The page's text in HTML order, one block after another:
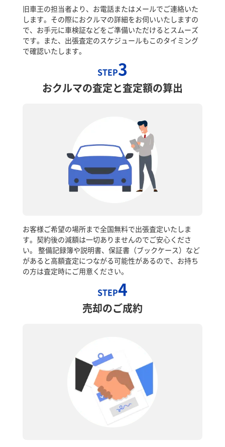
旧車王の担当者より、お電話またはメールでご連絡いた
します。その際におクルマの詳細をお伺いいたしますの
で、お手元に車検証などをご準備いただけるとスムーズ
です。また、出張査定のスケジュールもこのタイミング
で確認いたします。
STEP3
おクルマの査定と査定額の算出
お客様ご希望の場所まで全国無料で出張査定いたしま
す。契約後の減額は一切ありませんのでご安心くださ
い。 整備記録簿や説明書、保証書（ブックケース）など
があると高額査定につながる可能性があるので、お持ち
の方は査定時にご用意ください。
STEP4
売却のご成約